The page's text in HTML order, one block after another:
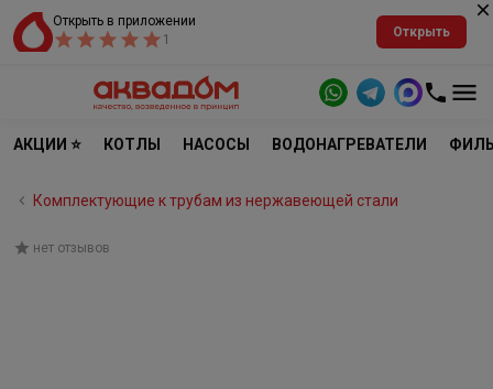
Открыть в приложении
1
Открыть
АКЦИИ ⭐ КОТЛЫ НАСОСЫ ВОДОНАГРЕВАТЕЛИ
Комплектующие к трубам из нержавеющей стали
нет отзывов